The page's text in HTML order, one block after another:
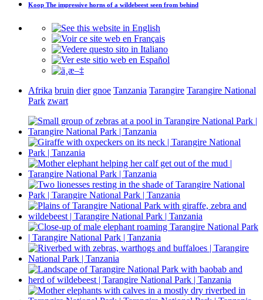
Koop The impressive horns of a wildebeest seen from behind
Afrika bruin dier gnoe Tanzania Tarangire Tarangire National
Park zwart